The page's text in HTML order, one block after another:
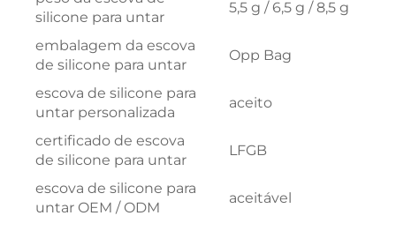
silicone para untar
5,5 g / 6,5 g / 8,5 g
embalagem da escova
de silicone para untar
Opp Bag
escova de silicone para
untar personalizada
aceito
certificado de escova
de silicone para untar
LFGB
escova de silicone para
untar OEM / ODM
aceitável